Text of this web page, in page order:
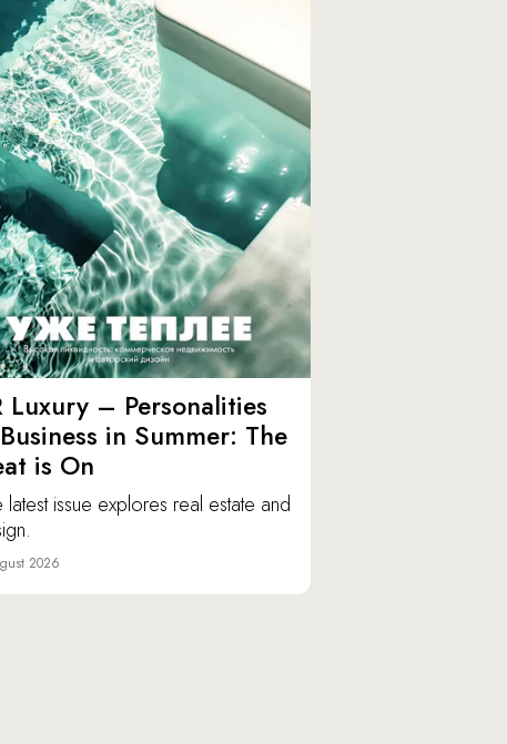
Luxury – Personalities
in Summer: The
is On
latest issue explores real estate and
2026